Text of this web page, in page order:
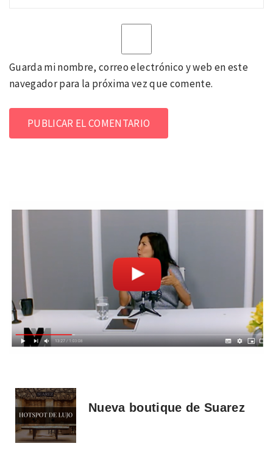
Guarda mi nombre, correo electrónico y web en este
navegador para la próxima vez que comente.
Nueva boutique de Suarez